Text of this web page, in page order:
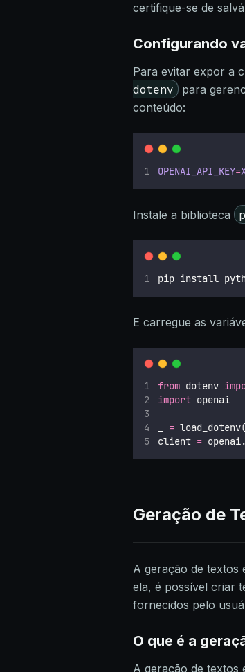
certifique-se de
Configurando
Para evitar expor a
dotenv
para
conteúdo:
OPENAI_API_KEY=
Instale a biblioteca
pip install
E carregue as
from dotenv
import openai
=
client =
Geração de
A geração de textos
ela, é possível criar
fornecidos pelo
O que é a
A geração de textos